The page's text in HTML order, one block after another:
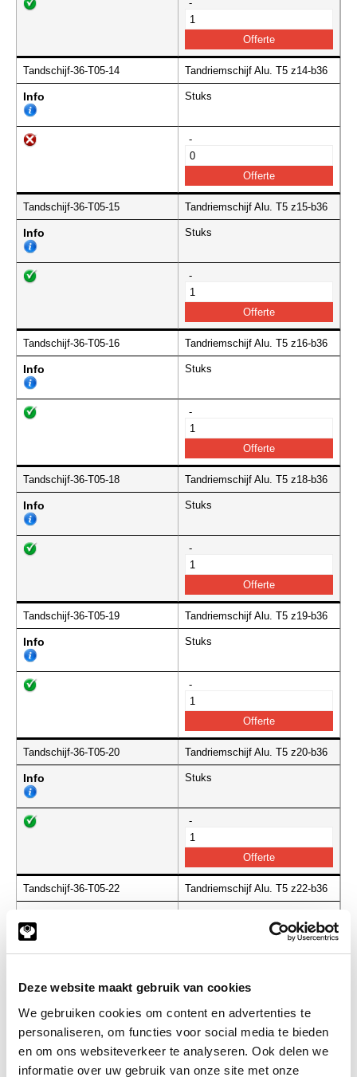
Deze website maakt gebruik van cookies
We gebruiken cookies om content en advertenties te
personaliseren, om functies voor social media te bieden
en om ons websiteverkeer te analyseren. Ook delen we
informatie over uw gebruik van onze site met onze
-
Tandschijf-36-T05-14 Tandriemschijf Alu. T5 z14-b36
Info Stuks
-
Tandschijf-36-T05-15 Tandriemschijf Alu. T5 z15-b36
Info Stuks
-
Tandschijf-36-T05-16 Tandriemschijf Alu. T5 z16-b36
Info Stuks
-
Tandschijf-36-T05-18 Tandriemschijf Alu. T5 z18-b36
Info Stuks
-
Tandschijf-36-T05-19 Tandriemschijf Alu. T5 z19-b36
Info Stuks
-
Tandschijf-36-T05-20 Tandriemschijf Alu. T5 z20-b36
Info Stuks
-
Tandschijf-36-T05-22 Tandriemschijf Alu. T5 z22-b36
-
Tandschijf-36-T05-24 Tandriemschijf Alu. T5 z24-b36
Info Stuks